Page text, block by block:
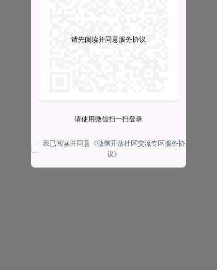
请先阅读并同意服务协议
请使用微信扫一扫登录
我已阅读并同意 《微信开放社区交流专区服务协
议》